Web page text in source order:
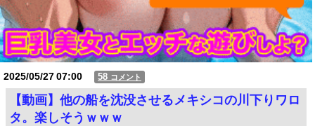
2025/05/2707:00 58 コメント
【動画】他の船を沈没させるメキシコの川下りワロ
タ。楽しそうｗｗｗ